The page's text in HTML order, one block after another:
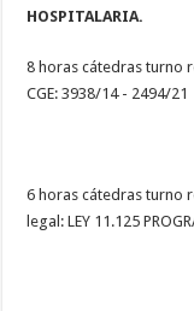
HOSPITALARIA.
8 horas cátedras turno
CGE: 3938/14 - 2494/
6 horas cátedras turno
legal: LEY 11.125